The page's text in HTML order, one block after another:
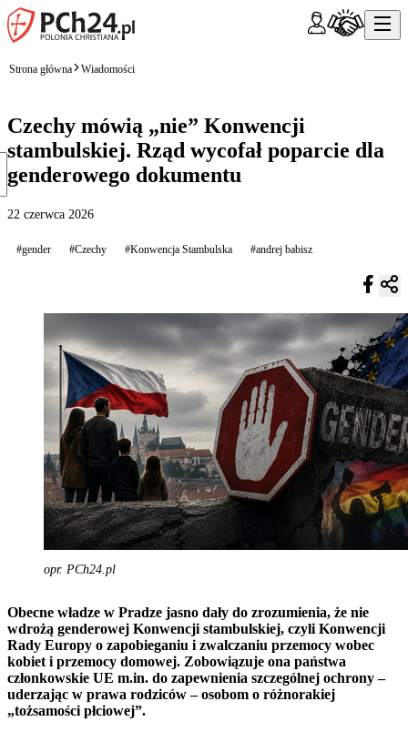
Strona główna Wiadomości
Czechy mówią „nie” Konwencji
stambulskiej. Rząd wycofał poparcie dla
genderowego dokumentu
22 czerwca 2026
#gender #Czechy #Konwencja Stambulska #andrej babisz
opr. PCh24.pl
Obecne władze w Pradze jasno dały do zrozumienia, że nie
wdrożą genderowej Konwencji stambulskiej, czyli Konwencji
Rady Europy o zapobieganiu i zwalczaniu przemocy wobec
kobiet i przemocy domowej. Zobowiązuje ona państwa
członkowskie UE m.in. do zapewnienia szczególnej ochrony –
uderzając w prawa rodziców – osobom o różnorakiej
„tożsamości płciowej”.